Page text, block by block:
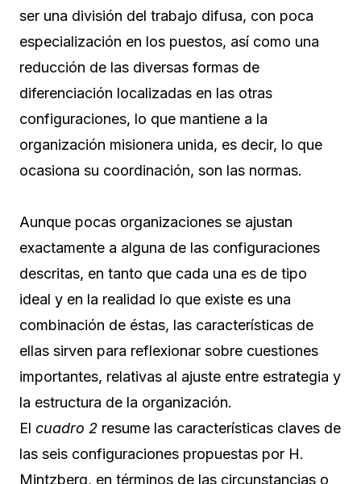
ser una división del trabajo difusa, con poca
especialización en los puestos, así como una
reducción de las diversas formas de
diferenciación localizadas en las otras
configuraciones, lo que mantiene a la
organización misionera unida, es decir, lo que
ocasiona su coordinación, son las normas.
Aunque pocas organizaciones se ajustan
exactamente a alguna de las configuraciones
descritas, en tanto que cada una es de tipo
ideal y en la realidad lo que existe es una
combinación de éstas, las características de
ellas sirven para reflexionar sobre cuestiones
importantes, relativas al ajuste entre estrategia y
la estructura de la organización.
El cuadro 2 resume las características claves de
las seis configuraciones propuestas por H.
Mintzberg, en términos de las circunstancias o